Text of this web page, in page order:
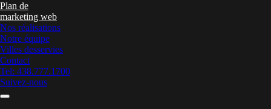
Plan de
marketing web
Nos réalisations
Notre équipe
Villes desservies
Contact
Tel: 438.777.1700
Suivez-nous